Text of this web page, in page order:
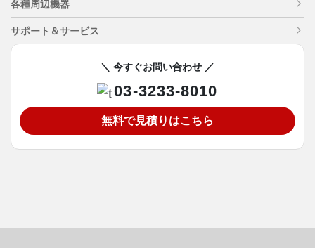
各種周辺機器
サポート＆サービス
＼ 今すぐお問い合わせ ／
03-3233-8010
無料で見積りはこちら